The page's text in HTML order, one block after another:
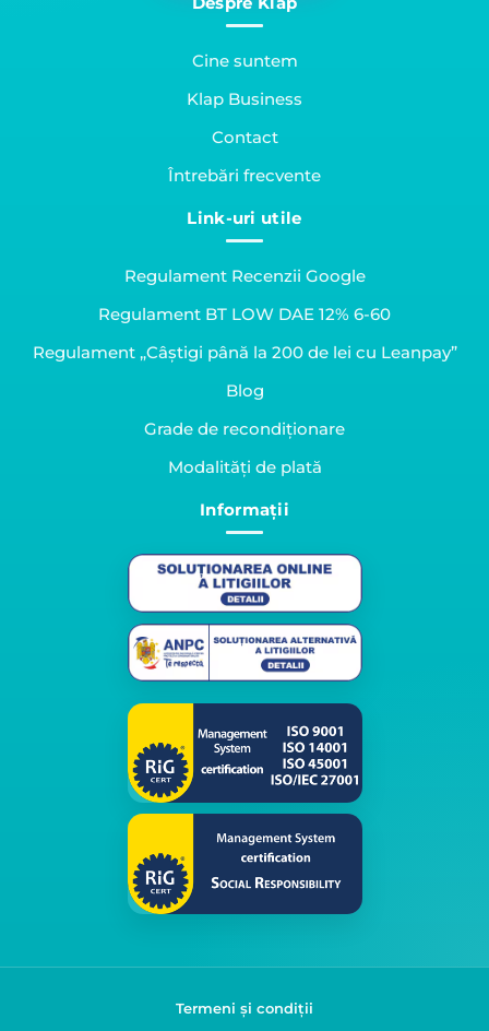
Cine suntem
Klap Business
Contact
Întrebări frecvente
Link-uri utile
Regulament Recenzii Google
Regulament BT LOW DAE 12% 6-60
Regulament „Câștigi până la 200 de lei cu Leanpay”
Blog
Grade de recondiționare
Modalități de plată
Informații
Termeni și condiții